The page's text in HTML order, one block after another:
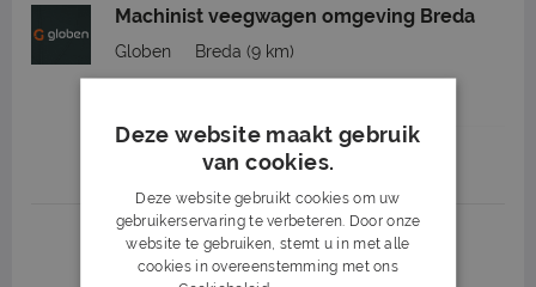
Machinist veegwagen omgeving Breda
Globen Breda (9 km)
Job highlights
1 2 3 Volgende >
Deze website maakt gebruik
van cookies.
Deze website gebruikt cookies om uw
gebruikerservaring te verbeteren. Door onze
website te gebruiken, stemt u in met alle
cookies in overeenstemming met ons